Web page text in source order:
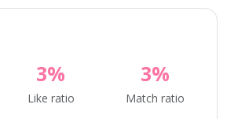
3%
Like ratio
3%
Match ratio